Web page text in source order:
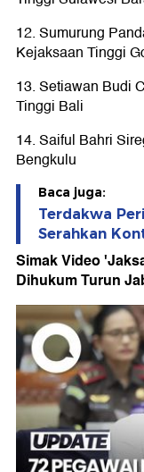
12. Sumurung
Kejaksaan Tinggi
13. Setiawan Budi
Tinggi Bali
14. Saiful Bahri
Bengkulu
Baca juga:
Terdakwa
Serahkan
Simak Video
Dihukum Turun